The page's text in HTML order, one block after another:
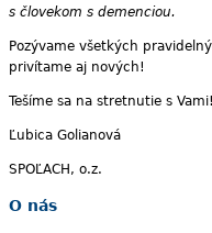
s človekom s demenciou.
Pozývame všetkých
privítame aj nových!
Tešíme sa na stretnutie s Vami!
Ľubica Golianová
SPOĽACH, o.z.
O nás